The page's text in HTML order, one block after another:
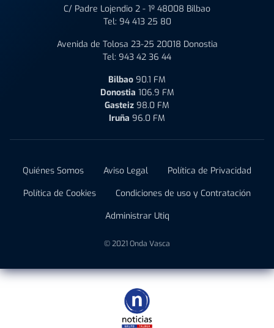
C/ Padre Lojendio 2 - 1º 48008 Bilbao
Tel: 94 413 25 80
Avenida de Tolosa 23-25 20018 Donostia
Tel: 943 42 36 44
Bilbao 90.1 FM
Donostia 106.9 FM
Gasteiz 98.0 FM
Iruña 96.0 FM
Quiénes Somos Aviso Legal
Política de Privacidad
Política de Cookies
Condiciones de uso y Contratación
Administrar Utiq
© 2021 Onda Vasca